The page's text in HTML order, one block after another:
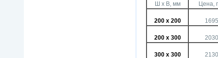
Ш х В, мм Цена,
200 х 200 1695
200 х 300 2030
300 х 300 2130